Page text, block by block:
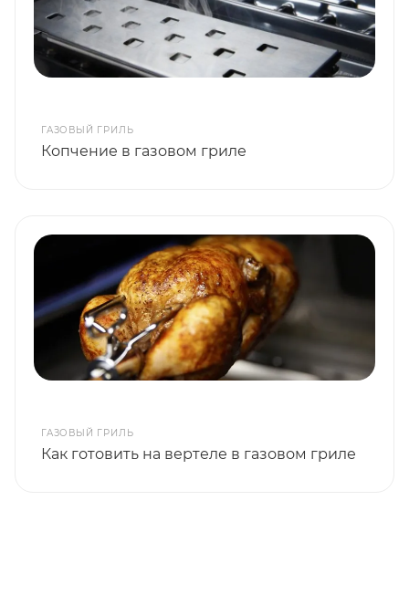
ГАЗОВЫЙ ГРИЛЬ
Копчение в газовом гриле
ГАЗОВЫЙ ГРИЛЬ
Как готовить на вертеле в газовом гриле